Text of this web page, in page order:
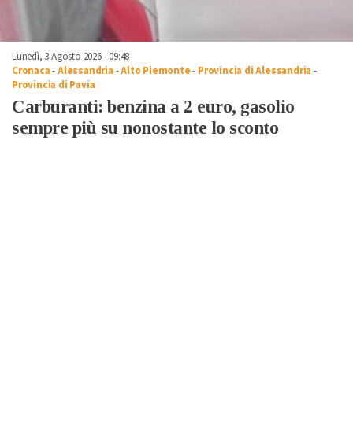
Lunedì, 3 Agosto 2026 - 09:48
Cronaca-Alessandria -Alto Piemonte- Provincia di Alessandria -
Provincia di Pavia
Carburanti: benzina a 2 euro, gasolio
sempre più su nonostante lo sconto